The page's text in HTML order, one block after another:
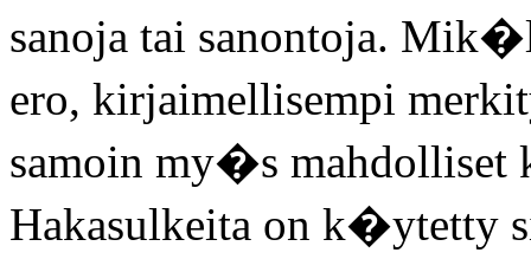
sanoja tai sanontoja.
ero, kirjaimellisempi
samoin my�s
Hakasulkeita on k�ytetty